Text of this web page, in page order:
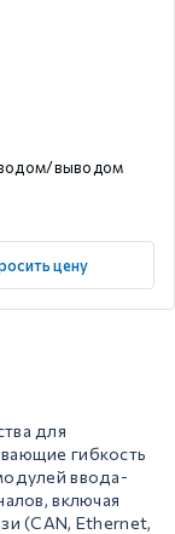
выводом
цену
для
гибкость
ввода-
включая
(CAN, Ethernet,